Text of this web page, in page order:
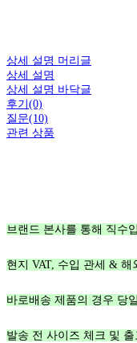
상세 설명 머리글
상세 설명
상세 설명 바닥글
후기(0)
질문(10)
관련 상품
브랜드 본사를 통해 직수
현지 VAT, 수입 관세 &
바로배송 제품의 경우 당
발송 전 사이즈 체크 및